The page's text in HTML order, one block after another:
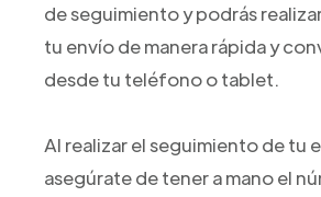
de seguimiento y podrás
tu envío de manera rápida y
desde tu teléfono o tablet.
Al realizar el seguimiento de tu
asegúrate de tener a mano el